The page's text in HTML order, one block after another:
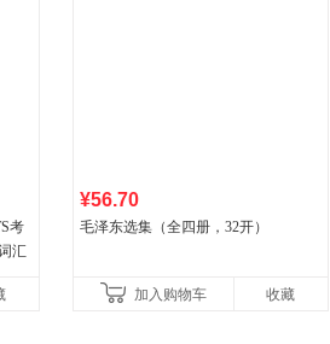
考
汇
¥56.70
毛泽东选集（全四册，32开）
加入购物车 收藏